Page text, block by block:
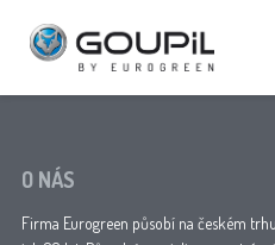
Hestra
O NÁS
Firma Eurogreen působí na českém